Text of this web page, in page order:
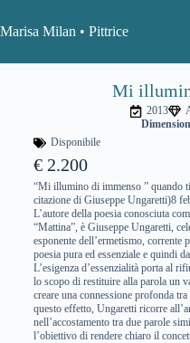
Marisa Milan • Pittrice
Mi
2013
Disponibile
€ 2.200
“Mi illumino di immenso ” quando
citazione di Giuseppe Ungaretti)8
L’autore della poesia conosciuta
“Mattina”, è Giuseppe Ungaretti,
esponente dell’ermetismo, corrente
poesia pura ed essenziale e quindi
L’esigenza d’essenzialità porta al
lo scopo di restituire alla parola un
creare una connessione profonda
questo effetto, Ungaretti ricorre
nell’accostamento tra due parole
l’obiettivo di rendere chiaro il